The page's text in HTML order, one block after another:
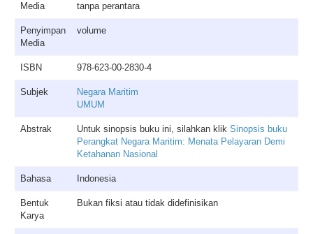
Media tanpa perantara
Penyimpan
Media
volume
ISBN 978-623-00-2830-4
Subjek
Negara Maritim
UMUM
Abstrak Untuk sinopsis buku ini, silahkan klik Sinopsis buku
Perangkat Negara Maritim: Menata Pelayaran Demi
Ketahanan Nasional
Bahasa Indonesia
Bentuk
Karya
Bukan fiksi atau tidak didefinisikan